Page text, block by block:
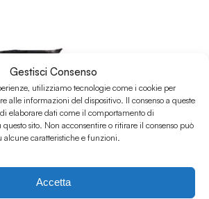
Gestisci Consenso
utilizziamo tecnologie come i cookie per
alle informazioni del dispositivo. Il consenso a queste
elaborare dati come il comportamento di
sito. Non acconsentire o ritirare il consenso può
caratteristiche e funzioni.
Accetta